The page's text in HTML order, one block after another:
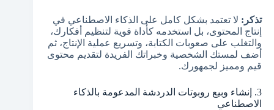
تذكر: لا تعتمد بشكل كامل على الذكاء الاصطناعي في
إنتاج المحتوى، بل استخدمه كأداة قوية لتنظيم أفكارك،
والتغلب على صعوبات الكتابة، وتسريع عملية الإنتاج، ثم
أضف لمستك الشخصية وخبراتك الفريدة لتقديم محتوى
قيم ومميز لجمهورك.
3. إنشاء وبيع روبوتات الدردشة المدعومة بالذكاء
الاصطناعي